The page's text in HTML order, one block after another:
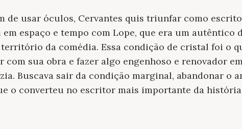
de usar óculos, Cervantes quis triunfar como
espaço e tempo com Lope, que era um autêntico
da comédia. Essa condição de cristal foi o
com sua obra e fazer algo engenhoso e renovador
Buscava sair da condição marginal, abandonar o
o converteu no escritor mais importante da